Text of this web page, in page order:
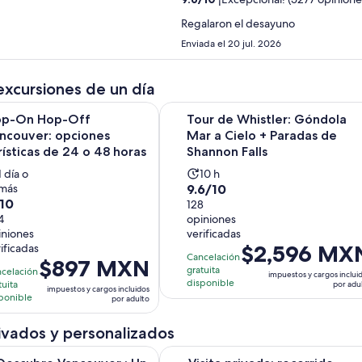
Regalaron el desayuno
Enviada el 20 jul. 2026
de un día
On Hop-Off
opciones
de 24 o 48 horas
día o
El
precio
es
de
$897 MXN.
por
$897 MXN
impuestos y cargos incluidos
por adulto
Off Vancouver: opciones turísticas de 24 o 48 horas Se
Tour de Whistler: Góndola
Mar a Cielo + Paradas de
Shannon Falls
La
actividad
dura
10
horas
10 h
9.6
de
10
con
128
opiniones
9.6/10
128
opiniones
verificadas
Cancelación
gratuita
disponible
El
precio
de
adulto
$2,596
impuestos y cargos
por
Tour de Whistler: Góndola Mar a
y personalizados
: Un tour autoguiado Se abrirá en una nueva
Visita privada: recorrido turístico